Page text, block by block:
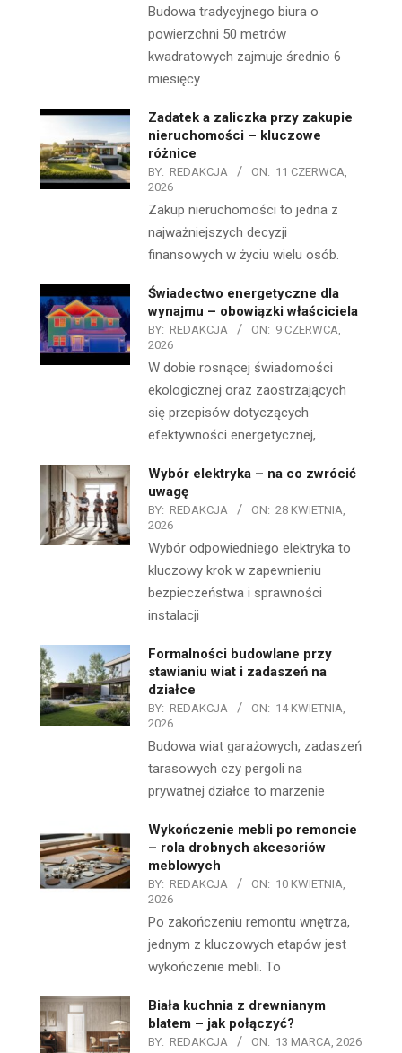
Budowa tradycyjnego biura o
powierzchni 50 metrów
kwadratowych zajmuje średnio 6
miesięcy
Zadatek a zaliczka przy zakupie
nieruchomości – kluczowe
różnice
BY: REDAKCJA ON: 11 CZERWCA,
2026
Zakup nieruchomości to jedna z
najważniejszych decyzji
finansowych w życiu wielu osób.
Świadectwo energetyczne dla
wynajmu – obowiązki właściciela
BY: REDAKCJA ON: 9 CZERWCA,
2026
W dobie rosnącej świadomości
ekologicznej oraz zaostrzających
się przepisów dotyczących
efektywności energetycznej,
Wybór elektryka – na co zwrócić
uwagę
BY: REDAKCJA ON: 28 KWIETNIA,
2026
Wybór odpowiedniego elektryka to
kluczowy krok w zapewnieniu
bezpieczeństwa i sprawności
instalacji
Formalności budowlane przy
stawianiu wiat i zadaszeń na
działce
BY: REDAKCJA ON: 14 KWIETNIA,
2026
Budowa wiat garażowych, zadaszeń
tarasowych czy pergoli na
prywatnej działce to marzenie
Wykończenie mebli po remoncie
– rola drobnych akcesoriów
meblowych
BY: REDAKCJA ON: 10 KWIETNIA,
2026
Po zakończeniu remontu wnętrza,
jednym z kluczowych etapów jest
wykończenie mebli. To
Biała kuchnia z drewnianym
blatem – jak połączyć?
BY: REDAKCJA ON: 13 MARCA, 2026